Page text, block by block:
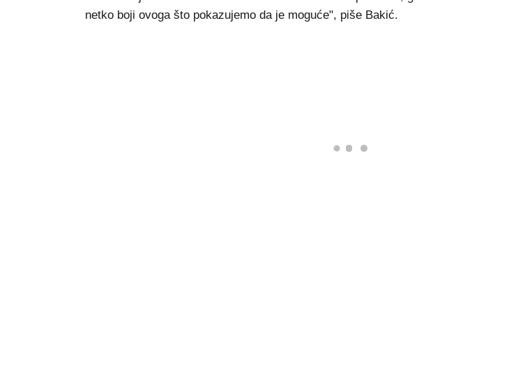
netko boji ovoga što pokazujemo da je moguće", piše Bakić.